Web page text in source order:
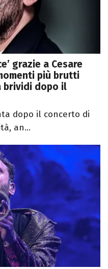
grazie a Cesare
più brutti
brividi dopo il
dopo il concerto di
an...